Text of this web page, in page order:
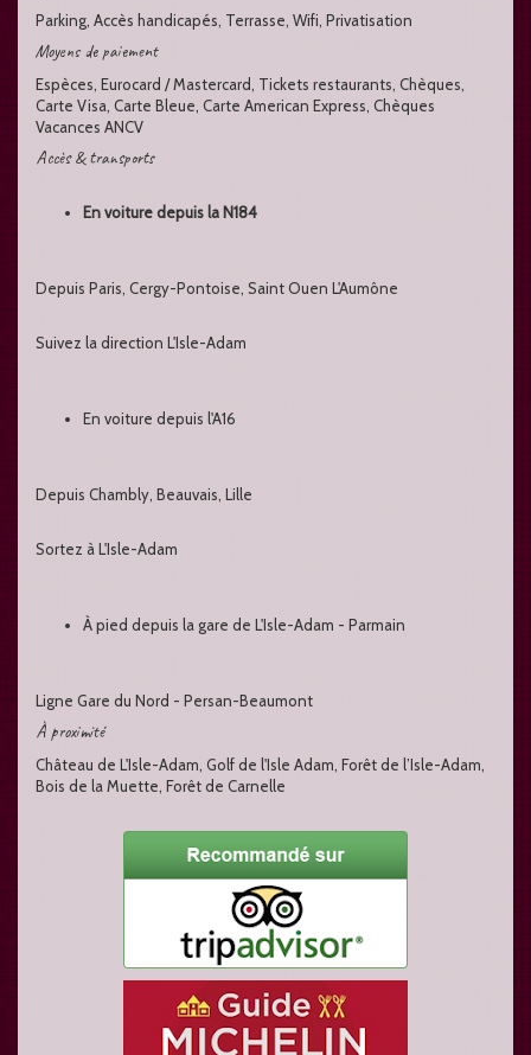
Parking, Accès handicapés, Terrasse, Wifi, Privatisation
Moyens de paiement
Espèces, Eurocard / Mastercard, Tickets restaurants, Chèques,
Carte Visa, Carte Bleue, Carte American Express, Chèques
Vacances ANCV
Accès & transports
En voiture depuis la N184
Depuis Paris, Cergy-Pontoise, Saint Ouen L'Aumône
Suivez la direction L'Isle-Adam
En voiture depuis l'A16
Depuis Chambly, Beauvais, Lille
Sortez à L'Isle-Adam
À pied depuis la gare de L'Isle-Adam - Parmain
Ligne Gare du Nord - Persan-Beaumont
À proximité
Château de L'Isle-Adam, Golf de l'Isle Adam, Forêt de l’Isle-Adam,
Bois de la Muette, Forêt de Carnelle